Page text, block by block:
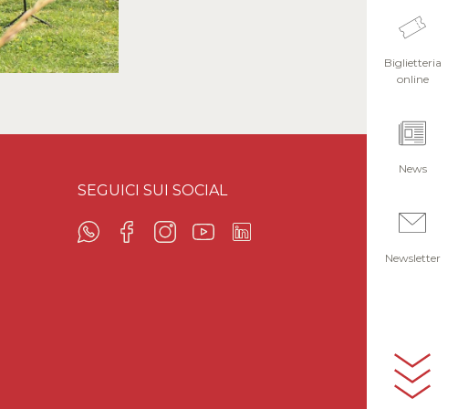
Biglietteria
online
News
Newsletter
SEGUICI SUI SOCIAL